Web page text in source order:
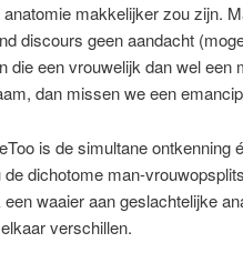
makkelijker zou zijn.
discours geen aandacht
die een vrouwelijk dan wel een
dan missen we een
is de simultane ontkenning
dichotome man-
waaier aan geslachtelijke
verschillen.